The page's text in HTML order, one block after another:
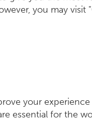
you may
your
essential for the